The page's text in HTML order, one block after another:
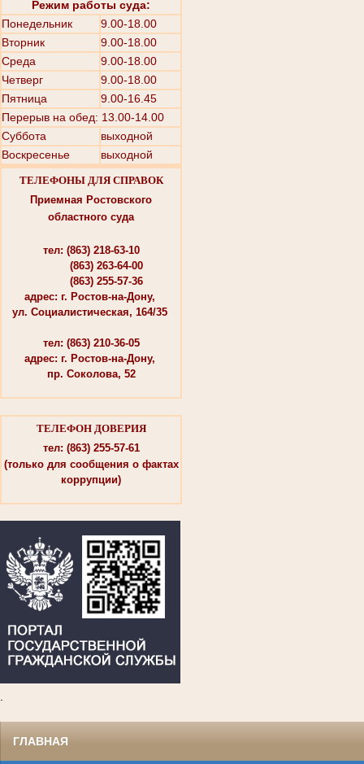
Режим работы суда:
Понедельник
9.00-18.00
Вторник
9.00-18.00
Среда
9.00-18.00
Четверг
9.00-18.00
Пятница
9.00-16.45
Перерыв на обед: 13.00-14.00
Суббота
выходной
Воскресенье
выходной
ТЕЛЕФОНЫ ДЛЯ СПРАВОК
Приемная Ростовского
областного суда
тел: (863) 218-63-10
(863) 263-64-00
(863) 255-57-36
адрес: г. Ростов-на-Дону,
ул. Социалистическая, 164/35
тел: (863) 210-36-05
адрес: г. Ростов-на-Дону,
пр. Соколова, 52
ТЕЛЕФОН ДОВЕРИЯ
тел: (863) 255-57-61
(только для сообщения о фактах
коррупции)
.
ГЛАВНАЯ